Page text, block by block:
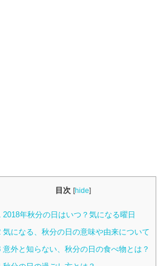
目次 [hide]
2018年秋分の日はいつ？気になる曜日
気になる、秋分の日の意味や由来について
意外と知らない、秋分の日の食べ物とは？